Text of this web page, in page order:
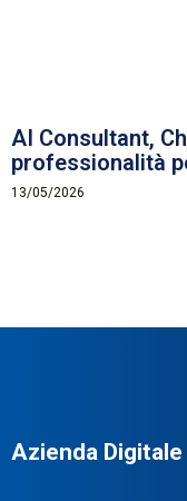
AI Consultant,
professionalità
13/05/2026
Azienda